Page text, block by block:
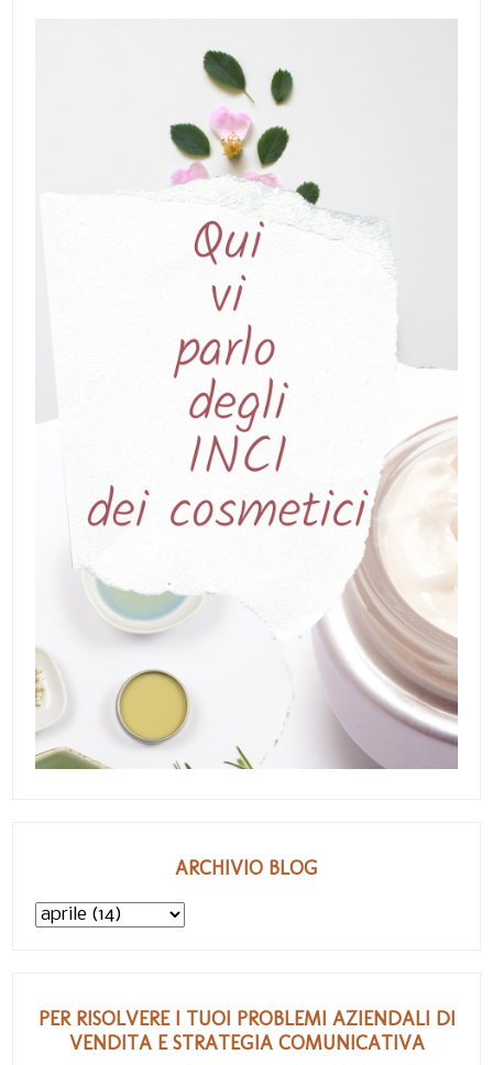
ARCHIVIO BLOG
PER RISOLVERE I TUOI PROBLEMI AZIENDALI DI
VENDITA E STRATEGIA COMUNICATIVA